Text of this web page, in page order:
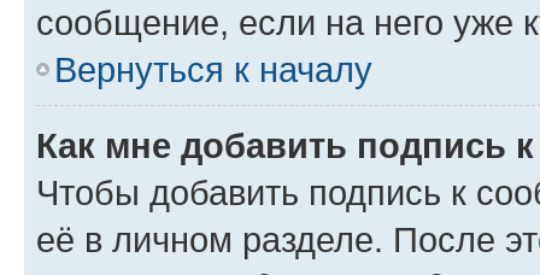
сообщение, если на него уже
Вернуться к началу
Как мне добавить подпись
Чтобы добавить подпись к
её в личном разделе. После